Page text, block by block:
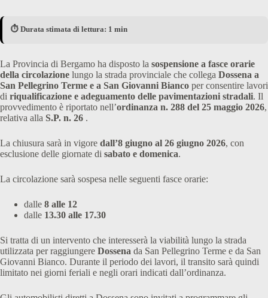
⏱️ Durata stimata di lettura: 1 min
La Provincia di Bergamo ha disposto la sospensione a fasce orarie
della circolazione lungo la strada provinciale che collega Dossena a
San Pellegrino Terme e a San Giovanni Bianco per consentire lavori
di riqualificazione e adeguamento delle pavimentazioni stradali. Il
provvedimento è riportato nell’ordinanza n. 288 del 25 maggio 2026,
relativa alla S.P. n. 26 .
La chiusura sarà in vigore dall’8 giugno al 26 giugno 2026, con
esclusione delle giornate di sabato e domenica.
La circolazione sarà sospesa nelle seguenti fasce orarie:
dalle 8 alle 12
dalle 13.30 alle 17.30
Si tratta di un intervento che interesserà la viabilità lungo la strada
utilizzata per raggiungere Dossena da San Pellegrino Terme e da San
Giovanni Bianco. Durante il periodo dei lavori, il transito sarà quindi
limitato nei giorni feriali e negli orari indicati dall’ordinanza.